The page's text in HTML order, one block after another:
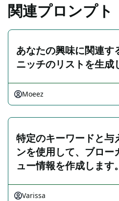
関連プロンプト
あなたの興味に関連す
ニッチのリストを生成
Moeez
特定のキーワードと与
ンを使用して、ブロー
ュー情報を作成します。
Varissa